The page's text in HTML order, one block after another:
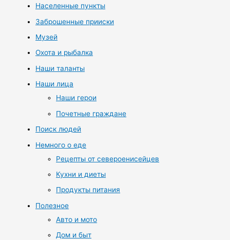
Населенные пункты
Заброшенные прииски
Музей
Охота и рыбалка
Наши таланты
Наши лица
Наши герои
Почетные граждане
Поиск людей
Немного о еде
Рецепты от североенисейцев
Кухни и диеты
Продукты питания
Полезное
Авто и мото
Дом и быт